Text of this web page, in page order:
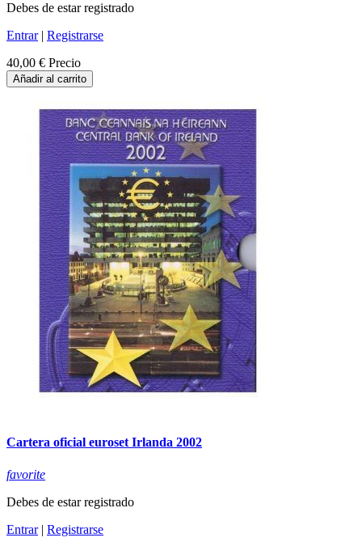
Debes de estar registrado
Entrar| Registrarse
40,00 € Precio
Añadir al carrito
Cartera oficial euroset Irlanda 2002
favorite
Debes de estar registrado
Entrar| Registrarse